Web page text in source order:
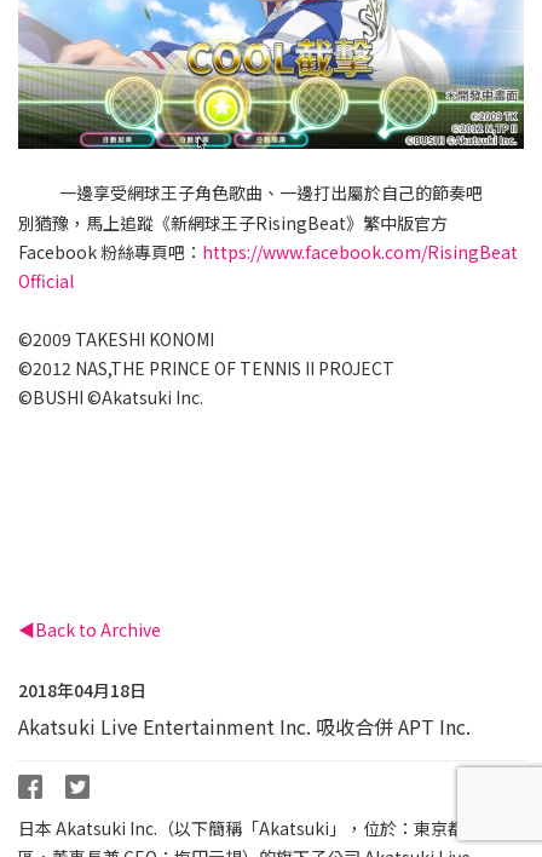
一邊享受網球王子角色歌曲、一邊打出屬於自己的節奏吧
別猶豫，馬上追蹤《新網球王子RisingBeat》繁中版官方
Facebook 粉絲專頁吧： https://www.facebook.com/RisingBeat
Official
©2009 TAKESHI KONOMI
©2012 NAS,THE PRINCE OF TENNIS II PROJECT
©BUSHI ©Akatsuki Inc.
Back to Archive
2018年04月18日
Akatsuki Live Entertainment Inc. 吸收合併 APT Inc.
日本 Akatsuki Inc.（以下簡稱「Akatsuki」，位於：東京都品川